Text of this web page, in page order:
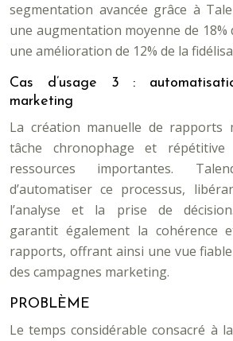
segmentation avancée grâce à
une augmentation moyenne de
une amélioration de 12% de la
Cas d’usage 3 :
marketing
La création manuelle de rapports
tâche chronophage et
ressources importantes.
d’automatiser ce processus,
l’analyse et la prise de
garantit également la cohérence
rapports, offrant ainsi une vue
des campagnes marketing.
PROBLÈME
Le temps considérable consacré à